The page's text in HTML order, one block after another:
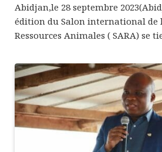
Abidjan,le 28 septembre
édition du Salon international de
Ressources Animales ( SARA) se